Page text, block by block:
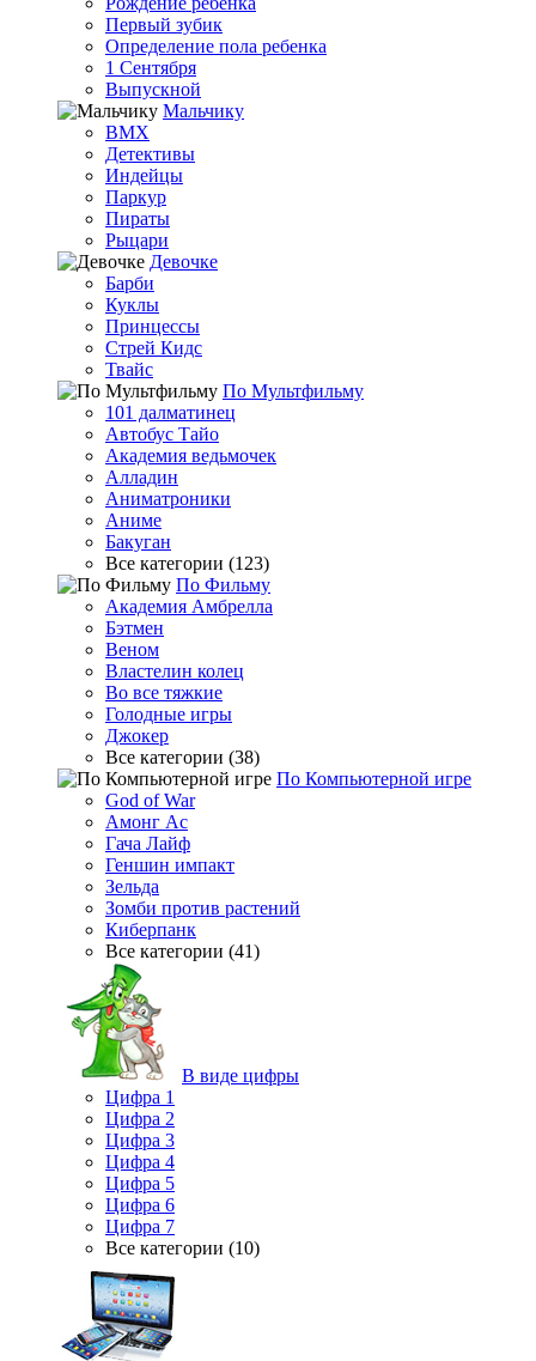
Первый зубик
Определение пола ребенка
1 Сентября
Выпускной
Мальчику
BMX
Детективы
Индейцы
Паркур
Пираты
Рыцари
Девочке
Барби
Куклы
Принцессы
Стрей Кидс
Твайс
По Мультфильму
101 далматинец
Автобус Тайо
Академия ведьмочек
Алладин
Аниматроники
Аниме
Бакуган
Все категории (123)
По Фильму
Академия Амбрелла
Бэтмен
Веном
Властелин колец
Во все тяжкие
Голодные игры
Джокер
Все категории (38)
По Компьютерной игре
God of War
Амонг Ас
Гача Лайф
Геншин импакт
Зельда
Зомби против растений
Киберпанк
Все категории (41)
В виде цифры
Цифра 1
Цифра 2
Цифра 3
Цифра 4
Цифра 5
Цифра 6
Цифра 7
Все категории (10)